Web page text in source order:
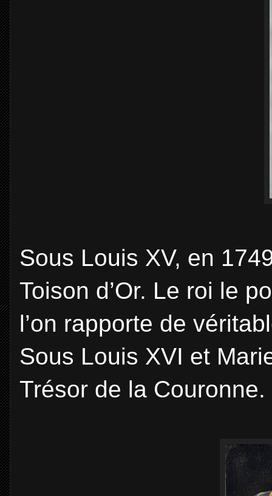
Sous Louis XV, en
Toison d’Or. Le roi le
l’on rapporte de
Sous Louis XVI et
Trésor de la Couronne.